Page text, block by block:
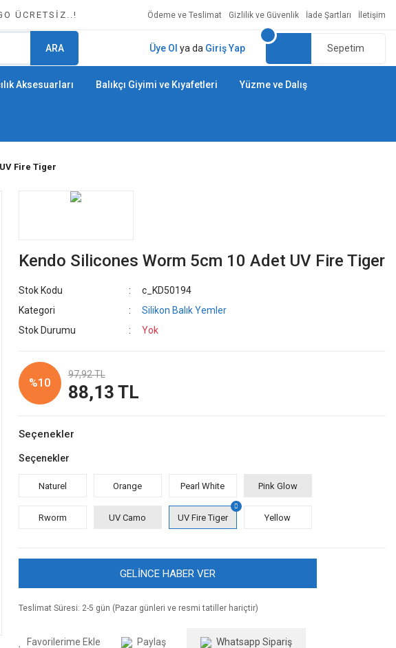
ÜCRETSİZ..! Ödeme ve Teslimat Gizlilik ve Güvenlik İade Şartları İletişim
ARA Üye Ol ya da Giriş Yap Sepetim
Aksesuarları Balıkçı Giyimi ve Kıyafetleri Yüzme ve Dalış
Fire Tiger
Kendo Silicones Worm 5cm 10 Adet UV Fire Tiger
Stok Kodu
c_KD50194
Kategori
Silikon Balık Yemler
Stok Durumu
Yok
%10
97,92 TL
88,13 TL
Seçenekler
Seçenekler
Naturel Orange Pearl White Pink Glow
Rworm UV Camo UV Fire Tiger Yellow
GELİNCE HABER VER
Teslimat Süresi: 2-5 gün (Pazar günleri ve resmi tatiller hariçtir)
Paylaş Whatsapp Sipariş